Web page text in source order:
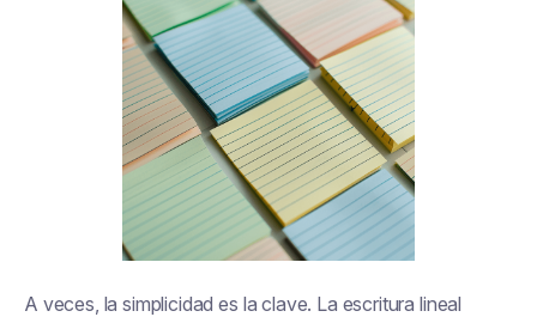
A veces, la simplicidad es la clave. La escritura lineal